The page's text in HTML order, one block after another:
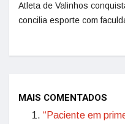
Atleta de Valinhos
concilia esporte com
MAIS COMENTADOS
“Paciente em